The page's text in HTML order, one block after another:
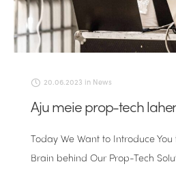
20.06.2023 in News
Aju meie prop-tech
Today We Want to Introduce
Brain behind Our Prop-Tech